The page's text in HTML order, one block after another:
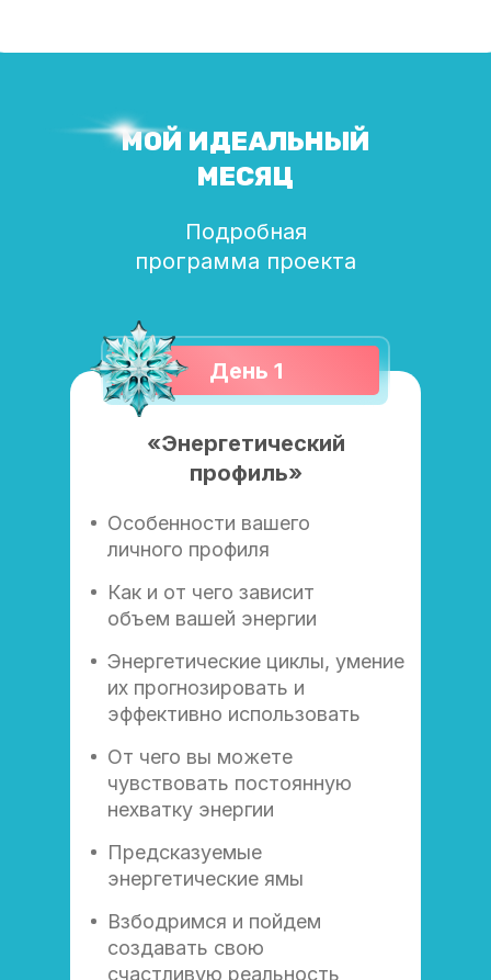
МОЙ ИДЕАЛЬНЫЙ
МЕСЯЦ
Подробная
программа проекта
«Энергетический
профиль»
Особенности вашего
личного профиля
Как и от чего зависит
объем вашей энергии
Энергетические циклы, умение
их прогнозировать и
эффективно использовать
От чего вы можете
чувствовать постоянную
нехватку энергии
Предсказуемые
энергетические ямы
Взбодримся и пойдем
создавать свою
счастливую реальность
День 1